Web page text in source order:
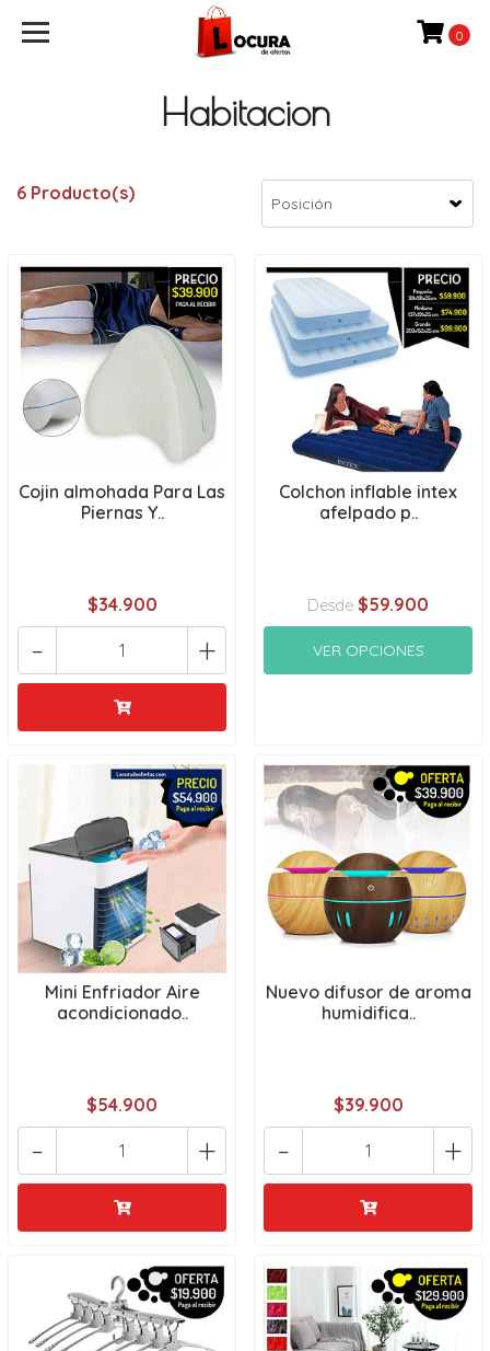
0
Habitacion
6 Producto(s)
Cojin almohada Para Las
Piernas Y..
$34.900
+
-
Colchon inflable intex
afelpado p..
Desde $59.900
VER OPCIONES
Mini Enfriador Aire
acondicionado..
$54.900
+
-
Nuevo difusor de aroma
humidifica..
$39.900
+
-